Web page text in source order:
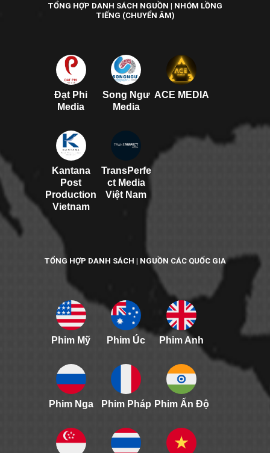
TỔNG HỢP DANH SÁCH NGUỒN | NHÓM LỒNG
TIẾNG (CHUYỂN ÂM)
Đạt Phi
Media
Song Ngư
Media
ACE MEDIA
Kantana
Post
Production
Vietnam
TransPerfe
ct Media
Việt Nam
TỔNG HỢP DANH SÁCH | NGUỒN CÁC QUỐC GIA
Phim Mỹ Phim Úc Phim Anh
Phim Nga Phim Pháp Phim Ấn Độ